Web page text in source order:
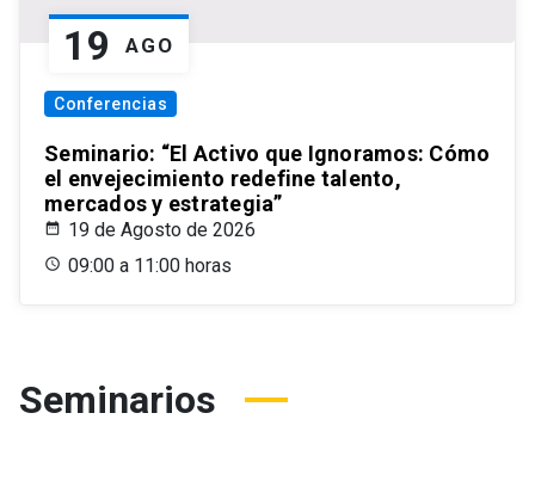
19 AGO
Conferencias
Seminario: “El Activo que Ignoramos: Cómo
el envejecimiento redefine talento,
mercados y estrategia”
19 de Agosto de 2026
09:00 a 11:00 horas
Seminarios